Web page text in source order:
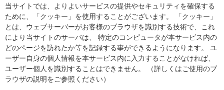
当サイトでは、よりよいサービスの提供やセキュリティを確保する
ために、「クッキー」を使用することがございます。 「クッキー」
とは、ウェブサーバーがお客様のブラウザを識別する技術で、これ
により当サイトのサーバは、 特定のコンピュータが本サービス内の
どのページを訪れたか等を記録する事ができるようになります。 ユ
ーザー自身の個人情報を本サービス内に入力することがなければ、
ユーザー個人を識別することはできません。 （詳しくはご使用のブ
ラウザの説明をご参照ください）